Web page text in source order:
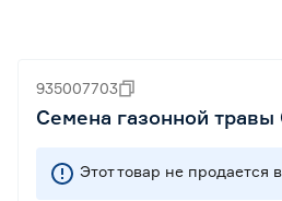
935007703
Семена газонной травы
Этот товар не продается